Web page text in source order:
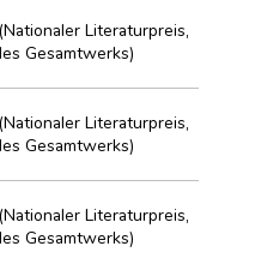
Literaturpreis,
Gesamtwerks)
Literaturpreis,
Gesamtwerks)
Literaturpreis,
Gesamtwerks)